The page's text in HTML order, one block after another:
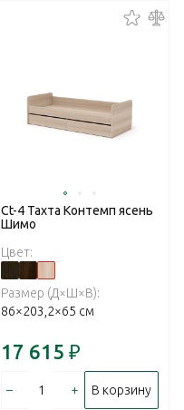
Ct-4 Тахта Контемп ясень
Шимо
Цвет:
Размер (Д×Ш×В):
86×203,2×65 см
17 615 ₽
– + В корзину